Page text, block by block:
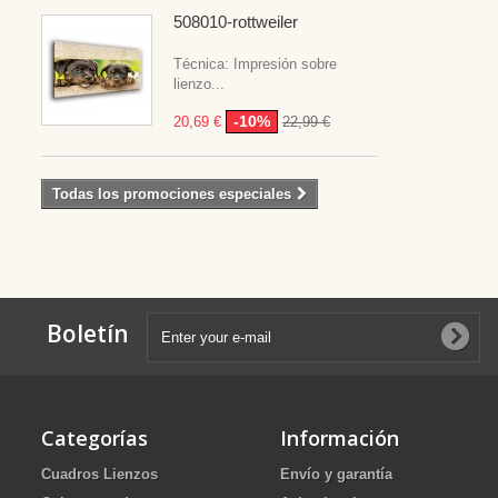
508010-rottweiler
Técnica: Impresión sobre
lienzo...
20,69 € -10% 22,99 €
Todas los promociones especiales
Boletín
Categorías
Cuadros Lienzos
Información
Envío y garantía